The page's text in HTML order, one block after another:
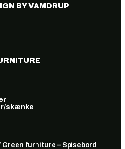
BY VAMDRUP
skænke
Green furniture – Spisebord